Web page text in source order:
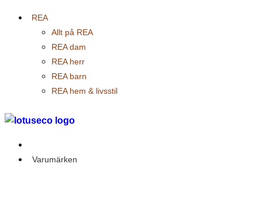
REA
Allt på REA
REA dam
REA herr
REA barn
REA hem & livsstil
Varumärken